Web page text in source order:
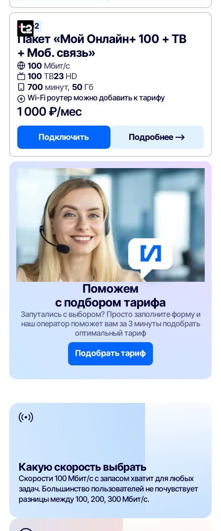
Tele2
Пакет «Мой Онлайн+ 100 + ТВ
+ Моб. связь»
100Мбит/с
100ТВ23HD
700минут, 50Гб
Wi-Fi роутер можно добавить к тарифу
1 000 ₽/мес
Подключить Подробнее —>
Поможем
с подбором тарифа
Запутались с выбором? Просто заполните форму и
наш оператор поможет вам за 3 минуты подобрать
оптимальный тариф
Подобрать тариф
Какую скорость выбрать
Скорости 100 Мбит/с с запасом хватит для любых
задач. Большинство пользователей не почувствует
разницы между 100, 200, 300 Мбит/с.